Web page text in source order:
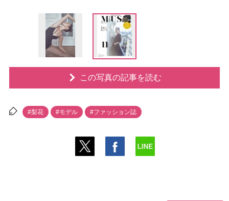
この写真の記事を読む
#梨花 #モデル #ファッション誌